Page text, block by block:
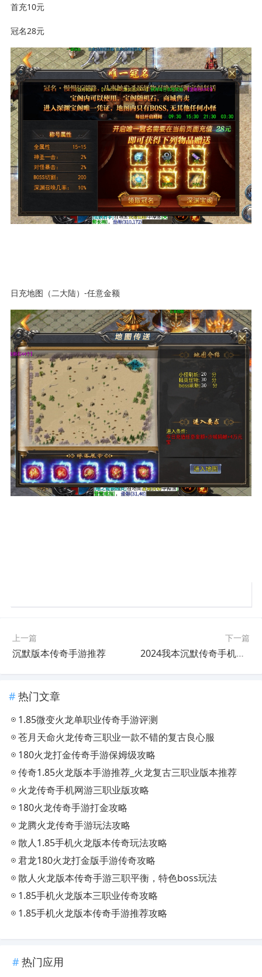
首充10元
冠名28元
日充地图（二大陆）-任意金额
上一篇
沉默版本传奇手游推荐
下一篇
2024我本沉默传奇手机版​弯刀异世沉默攻略
热门文章
​1.85微变火龙单职业传奇手游评测
​苍月天命火龙传奇三职业一款不错的复古良心服
180火龙打金传奇手游保姆级攻略
传奇1.85火龙版本手游推荐_火龙复古三职业版本推荐
火龙传奇手机网游三职业版攻略
180火龙传奇手游打金攻略
龙腾火龙传奇手游玩法攻略
散人1.85手机火龙版本传奇玩法攻略
君龙180火龙打金版手游传奇攻略
散人火龙版本传奇手游三职平衡，特色boss玩法
1.85手机火龙版本三职业传奇攻略
1.85手机火龙版本传奇手游推荐攻略
热门应用